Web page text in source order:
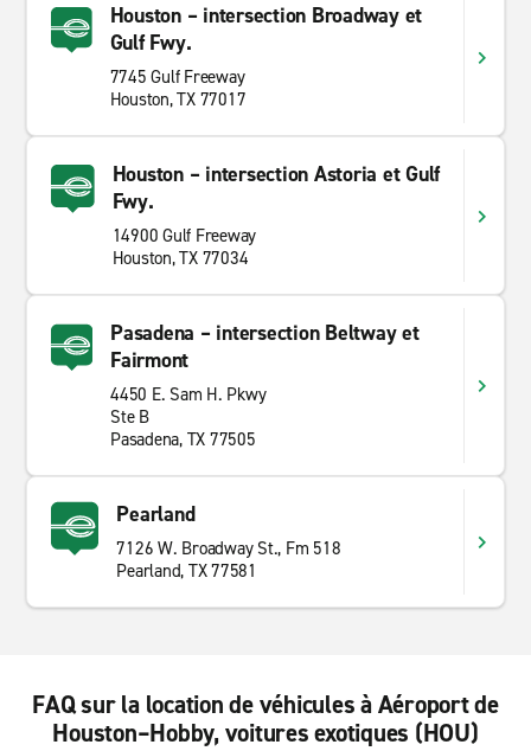
Houston – intersection Broadway et
Gulf Fwy.
7745 Gulf Freeway
Houston, TX 77017
Houston – intersection Astoria et Gulf
Fwy.
14900 Gulf Freeway
Houston, TX 77034
Pasadena – intersection Beltway et
Fairmont
4450 E. Sam H. Pkwy
Ste B
Pasadena, TX 77505
Pearland
7126 W. Broadway St., Fm 518
Pearland, TX 77581
FAQ sur la location de véhicules à Aéroport de
Houston–Hobby, voitures exotiques (HOU)